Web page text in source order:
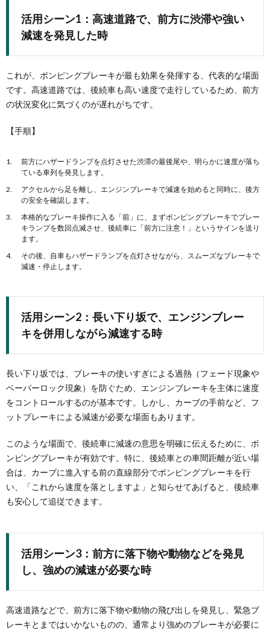
活用シーン1：高速道路で、前方に渋滞や強い
減速を発見した時
これが、ポンピングブレーキが最も効果を発揮する、代表的な場面
です。高速道路では、後続車も高い速度で走行しているため、前方
の状況変化に気づくのが遅れがちです。
【手順】
前方にハザードランプを点灯させた渋滞の最後尾や、明らかに速度が落ち
ている車列を発見します。
アクセルから足を離し、エンジンブレーキで減速を始めると同時に、後方
の安全を確認します。
本格的なブレーキ操作に入る「前」に、まずポンピングブレーキでブレー
キランプを数回点滅させ、後続車に「前方に注意！」というサインを送り
ます。
その後、自車もハザードランプを点灯させながら、スムーズなブレーキで
減速・停止します。
活用シーン2：長い下り坂で、エンジンブレー
キを併用しながら減速する時
長い下り坂では、ブレーキの使いすぎによる過熱（フェード現象や
ベーパーロック現象）を防ぐため、エンジンブレーキを主体に速度
をコントロールするのが基本です。しかし、カーブの手前など、フ
ットブレーキによる減速が必要な場面もあります。
このような場面で、後続車に減速の意思を明確に伝えるために、ポ
ンピングブレーキが有効です。特に、後続車との車間距離が近い場
合は、カーブに進入する前の直線部分でポンピングブレーキを行
い、「これから速度を落としますよ」と知らせてあげると、後続車
も安心して追従できます。
活用シーン3：前方に落下物や動物などを発見
し、強めの減速が必要な時
高速道路などで、前方に落下物や動物の飛び出しを発見し、緊急ブ
レーキとまではいかないものの、通常より強めのブレーキが必要に